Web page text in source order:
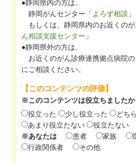
●静岡県内の方は、
静岡がんセンター「 よろず相談 」
もしくは、静岡県内のお近くの
ん相談支援センター 」
●静岡県外の方は、
お近くのがん診療連携拠点病院
にご相談ください。
【このコンテンツの評価】
※このコンテンツは役立ちましたか
役立った
少し役立った
どち
あまり役立たない
役立たない
※あなたは
患者 家族
行政関係者
その他